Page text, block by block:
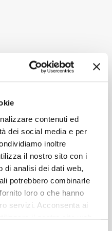
contenuti ed
dei social media e per
inoltre
il nostro sito con i
di analisi dei dati web,
potrebbero combinarle
loro o che hanno
servizi. Acconsenta ai